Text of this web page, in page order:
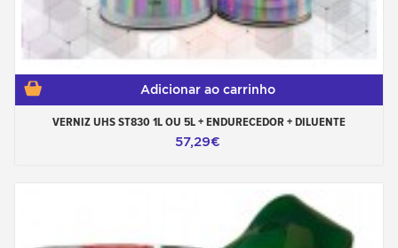
Adicionar ao carrinho
VERNIZ UHS ST830 1L OU 5L + ENDURECEDOR + DILUENTE
57,29€